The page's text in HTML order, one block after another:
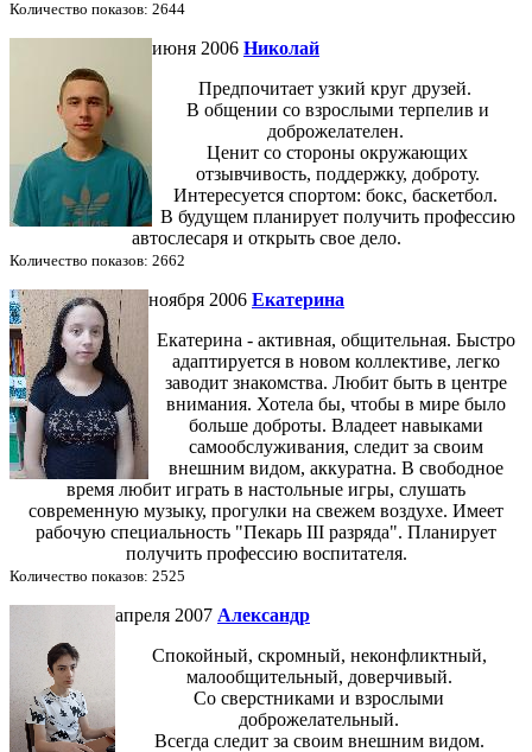
Количество показов: 2644
июня 2006 Николай
Предпочитает узкий круг друзей.
В общении со взрослыми терпелив и
доброжелателен.
Ценит со стороны окружающих
отзывчивость, поддержку, доброту.
Интересуется спортом: бокс, баскетбол.
В будущем планирует получить профессию
автослесаря и открыть свое дело.
Количество показов: 2662
ноября 2006 Екатерина
Екатерина - активная, общительная. Быстро
адаптируется в новом коллективе, легко
заводит знакомства. Любит быть в центре
внимания. Хотела бы, чтобы в мире было
больше доброты. Владеет навыками
самообслуживания, следит за своим
внешним видом, аккуратна. В свободное
время любит играть в настольные игры, слушать
современную музыку, прогулки на свежем воздухе. Имеет
рабочую специальность "Пекарь III разряда". Планирует
получить профессию воспитателя.
Количество показов: 2525
апреля 2007 Александр
Спокойный, скромный, неконфликтный,
малообщительный, доверчивый.
Со сверстниками и взрослыми
доброжелательный.
Всегда следит за своим внешним видом.